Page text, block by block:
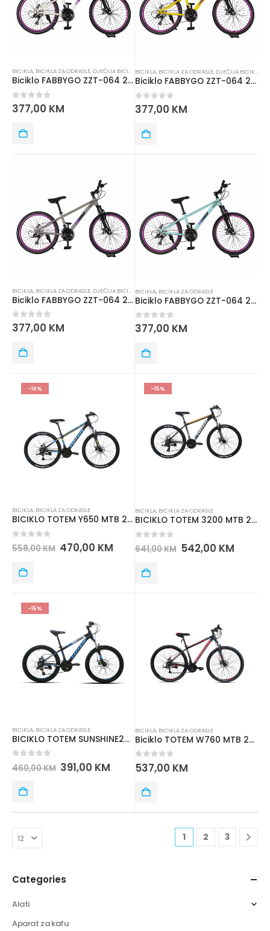
BICIKLA, BICIKLA ZA ODRASLE, DJEČIJA BICIKLA
Biciklo FABBYGO ZZT-064 24 KREM
0 out of 5
377,00 KM
BICIKLA, BICIKLA ZA ODRASLE, DJEČIJA BICIKLA
Biciklo FABBYGO ZZT-064 24 OLT
0 out of 5
377,00 KM
BICIKLA, BICIKLA ZA ODRASLE, DJEČIJA BICIKLA
Biciklo FABBYGO ZZT-064 24 SIV
0out of 5
377,00 KM
BICIKLA, BICIKLA ZA ODRASLE
Biciklo FABBYGO ZZT-064 24SIN
0out of 5
377,00 KM
-16%
BICIKLA, BICIKLA ZA ODRASLE
BICIKLO TOTEM Y650 MTB 26” ALUMINIJUM – SHIMANO oprema
0 out of 5
558,00KM 470,00 KM
-15%
BICIKLA, BICIKLA ZA ODRASLE
BICIKLO TOTEM 3200 MTB 26” ALUMINIJUM – SHIMANO oprema
0 out of 5
641,00KM 542,00 KM
-15%
BICIKLA, BICIKLA ZA ODRASLE
BICIKLO TOTEM SUNSHINE24 MTB 24” ALUMINIJUM – SHIMANO oprema
out of 5
460,00KM 391,00 KM
BICIKLA, BICIKLA ZA ODRASLE
Biciklo TOTEM W760 MTB 29” ALUMINIJUM – SHIMANO oprema
0out of 5
537,00 KM
1 2 3
Categories
Alati
Aparat za kafu